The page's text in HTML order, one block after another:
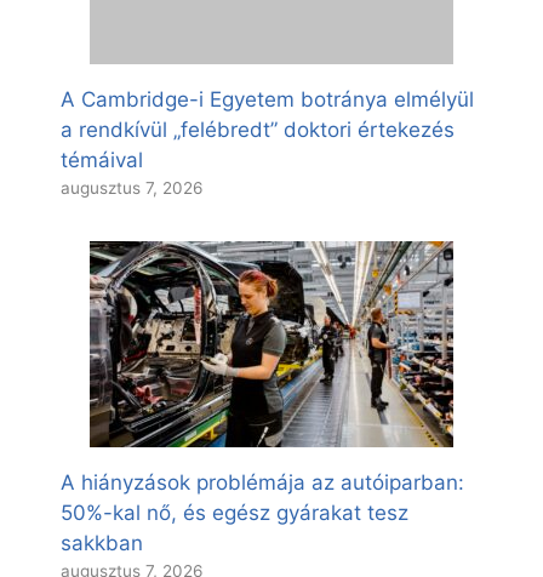
A Cambridge-i Egyetem botránya elmélyül
a rendkívül „felébredt” doktori értekezés
témáival
augusztus 7, 2026
A hiányzások problémája az autóiparban:
50%-kal nő, és egész gyárakat tesz
sakkban
augusztus 7, 2026